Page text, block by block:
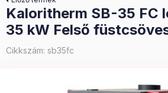
Kaloritherm SB-35 FC
35 kW Felső
Cikkszám: sb35fc